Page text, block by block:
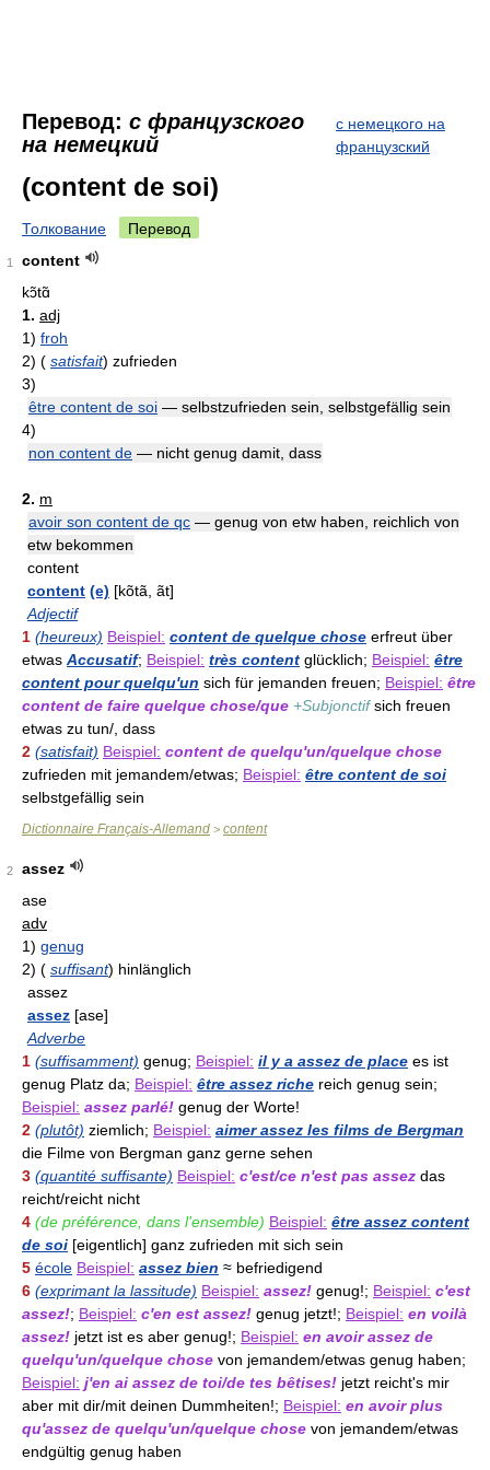
Перевод: с французского
на немецкий
с немецкого на
французский
(content de soi)
Толкование Перевод
1
content
kɔ̃tɑ̃
1. adj
1) froh
2) ( satisfait) zufrieden
3)
être content de soi — selbstzufrieden sein, selbstgefällig sein
4)
non content de — nicht genug damit, dass
2. m
avoir son content de qc — genug von etw haben, reichlich von
etw bekommen
content
content (e) [kõtã, ãt]
Adjectif
1 (heureux) Beispiel: content de quelque chose erfreut über
etwas Accusatif; Beispiel: très content glücklich; Beispiel: être
content pour quelqu'un sich für jemanden freuen; Beispiel: être
content de faire quelque chose/que +Subjonctif sich freuen
etwas zu tun/, dass
2 (satisfait) Beispiel: content de quelqu'un/quelque chose
zufrieden mit jemandem/etwas; Beispiel: être content de soi
selbstgefällig sein
Dictionnaire Français-Allemand > content
2
assez
ase
adv
1) genug
2) ( suffisant) hinlänglich
assez
assez [ase]
Adverbe
1 (suffisamment) genug; Beispiel: il y a assez de place es ist
genug Platz da; Beispiel: être assez riche reich genug sein;
Beispiel: assez parlé! genug der Worte!
2 (plutôt) ziemlich; Beispiel: aimer assez les films de Bergman
die Filme von Bergman ganz gerne sehen
3 (quantité suffisante) Beispiel: c'est/ce n'est pas assez das
reicht/reicht nicht
4 (de préférence, dans l'ensemble) Beispiel: être assez content
de soi [eigentlich] ganz zufrieden mit sich sein
5 école Beispiel: assez bien ≈ befriedigend
6 (exprimant la lassitude) Beispiel: assez! genug!; Beispiel: c'est
assez!; Beispiel: c'en est assez! genug jetzt!; Beispiel: en voilà
assez! jetzt ist es aber genug!; Beispiel: en avoir assez de
quelqu'un/quelque chose von jemandem/etwas genug haben;
Beispiel: j'en ai assez de toi/de tes bêtises! jetzt reicht's mir
aber mit dir/mit deinen Dummheiten!; Beispiel: en avoir plus
qu'assez de quelqu'un/quelque chose von jemandem/etwas
endgültig genug haben